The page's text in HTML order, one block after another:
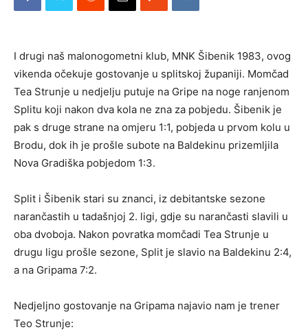
I drugi naš malonogometni klub, MNK Šibenik 1983, ovog
vikenda očekuje gostovanje u splitskoj županiji. Momčad
Tea Strunje u nedjelju putuje na Gripe na noge ranjenom
Splitu koji nakon dva kola ne zna za pobjedu. Šibenik je
pak s druge strane na omjeru 1:1, pobjeda u prvom kolu u
Brodu, dok ih je prošle subote na Baldekinu prizemljila
Nova Gradiška pobjedom 1:3.
Split i Šibenik stari su znanci, iz debitantske sezone
narančastih u tadašnjoj 2. ligi, gdje su narančasti slavili u
oba dvoboja. Nakon povratka momčadi Tea Strunje u
drugu ligu prošle sezone, Split je slavio na Baldekinu 2:4,
a na Gripama 7:2.
Nedjeljno gostovanje na Gripama najavio nam je trener
Teo Strunje: